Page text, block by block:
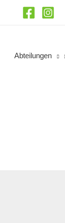
Abteilungen